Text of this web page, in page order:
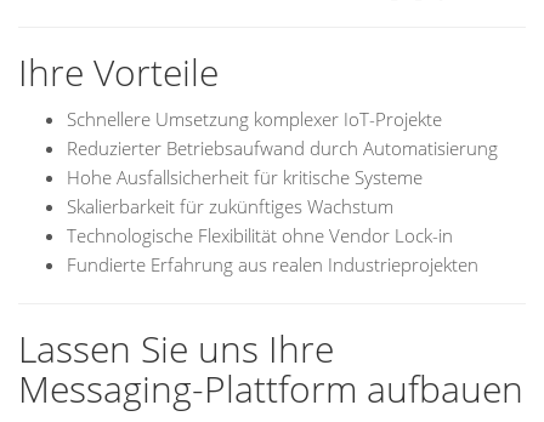
Ihre Vorteile
Schnellere Umsetzung komplexer IoT-Projekte
Reduzierter Betriebsaufwand durch Automatisierung
Hohe Ausfallsicherheit für kritische Systeme
Skalierbarkeit für zukünftiges Wachstum
Technologische Flexibilität ohne Vendor Lock-in
Fundierte Erfahrung aus realen Industrieprojekten
Lassen Sie uns Ihre
Messaging-Plattform aufbauen